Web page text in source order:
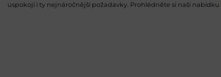
uspokojí i ty nejnáročnější požadavky. Prohlédněte si naši nabídku